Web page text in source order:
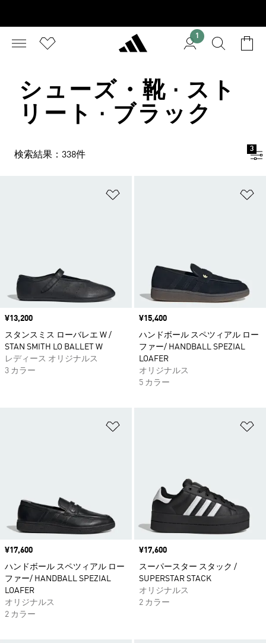
1
シューズ・靴 · スト
リート · ブラック
検索結果：338件
3
価格
¥13,200
スタンスミス ローバレエ W /
STAN SMITH LO BALLET W
レディース オリジナルス
3 カラー
価格
¥15,400
ハンドボール スペツィアル ロー
ファー/ HANDBALL SPEZIAL
LOAFER
オリジナルス
5 カラー
価格
¥17,600
ハンドボール スペツィアル ロー
ファー/ HANDBALL SPEZIAL
LOAFER
オリジナルス
2 カラー
価格
¥17,600
スーパースター スタック /
SUPERSTAR STACK
オリジナルス
2 カラー